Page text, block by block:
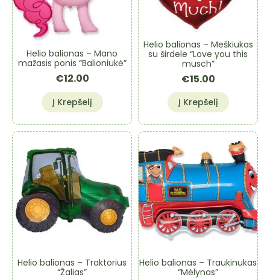
Helio balionas – Mano
mažasis ponis “Balioniukė”
€12.00
Į Krepšelį
Helio balionas – Meškiukas
su širdele “Love you this
musch”
€15.00
Į Krepšelį
Helio balionas – Traktorius
“Žalias”
Helio balionas – Traukinukas
“Mėlynas”